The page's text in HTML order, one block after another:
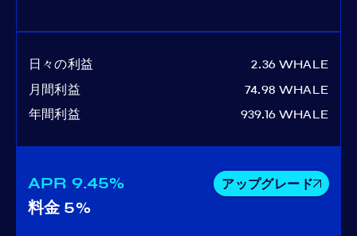
日々の利益
2.36 WHALE
月間利益
74.98 WHALE
年間利益
939.16 WHALE
APR 9.45% アップグレード
料金5%